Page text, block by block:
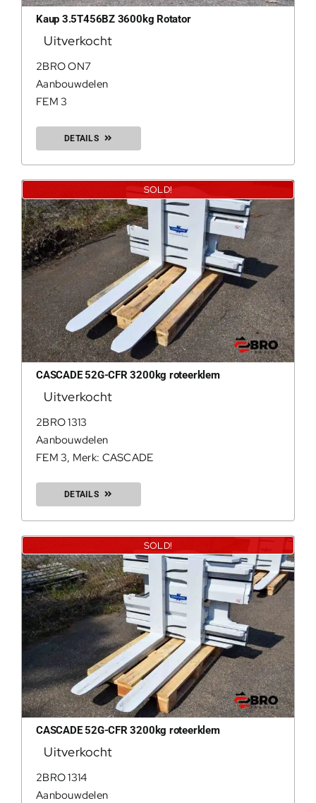
Kaup 3.5T456BZ 3600kg Rotator
Uitverkocht
2BRO ON7
Aanbouwdelen
FEM 3
DETAILS
SOLD!
CASCADE 52G-CFR 3200kg roteerklem
Uitverkocht
2BRO 1313
Aanbouwdelen
FEM 3, Merk: CASCADE
DETAILS
SOLD!
CASCADE 52G-CFR 3200kg roteerklem
Uitverkocht
2BRO 1314
Aanbouwdelen
200Kg